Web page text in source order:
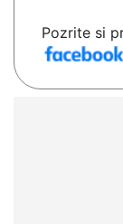
Pozrite si